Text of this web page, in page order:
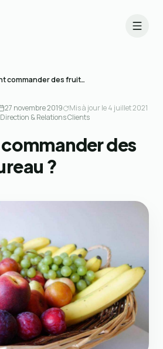
Comment commander des fruits au bureau ?
27 novembre 2019 Mis à jour le4 juillet 2021
Direction & Relations Clients
des
?